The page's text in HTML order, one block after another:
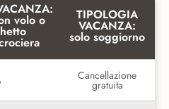
volo o TIPOLOGIA
VACANZA:
solo soggiorno
Cancellazione
gratuita